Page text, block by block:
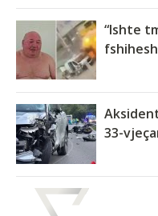
“Ishte
33-